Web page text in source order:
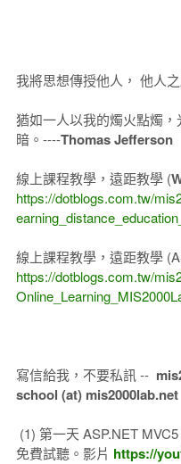
我將思想傳授他人， 他人
猶如一人以我的燭火點燭
暗。----Thomas Jefferson
線上課程教學，遠距教學 (
https://dotblogs.com.tw/
線上課程教學，遠距教學
https://dotblogs.com.tw/
寫信給我，不要私訊 --
school (at) mis2000lab.net
(1) 第一天 ASP.NET
免費試聽。影片 https://